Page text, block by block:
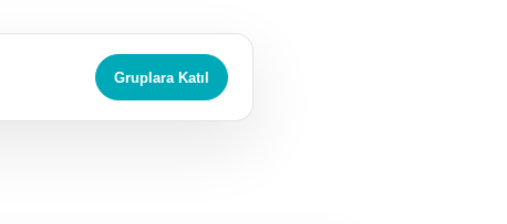
Gruplara Katıl